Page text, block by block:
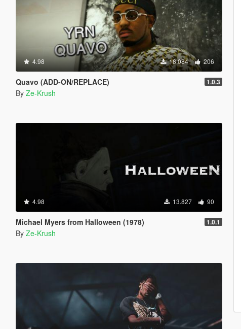
4.98 18.084 206
Quavo (ADD-ON/REPLACE) 1.0.3
By Ze-Krush
4.98 13.827 90
Michael Myers from Halloween (1978) 1.0.1
By Ze-Krush